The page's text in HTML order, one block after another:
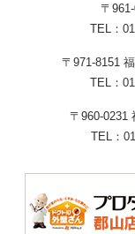
〒
TEL：
〒971-8151
TEL：
〒960-0231
TEL：